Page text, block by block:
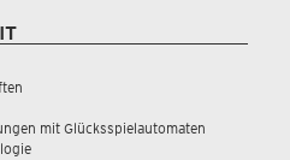
mit Glücksspielautomaten